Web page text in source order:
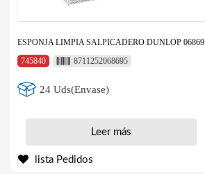
ESPONJA LIMPIA SALPICADERO DUNLOP 06869
745840
8711252068695
24 Uds(Envase)
Leer más
lista Pedidos